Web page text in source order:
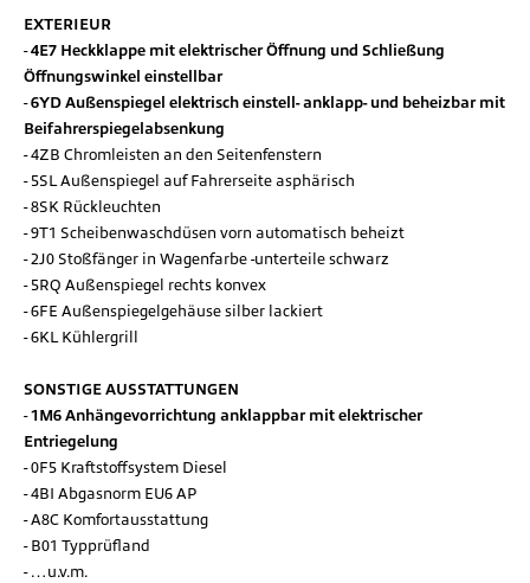
EXTERIEUR
4E7 Heckklappe mit elektrischer Öffnung und Schließung
Öffnungswinkel einstellbar
6YD Außenspiegel elektrisch einstell- anklapp- und beheizbar mit
Beifahrerspiegelabsenkung
4ZB Chromleisten an den Seitenfenstern
5SL Außenspiegel auf Fahrerseite asphärisch
8SK Rückleuchten
9T1 Scheibenwaschdüsen vorn automatisch beheizt
2J0 Stoßfänger in Wagenfarbe -unterteile schwarz
5RQ Außenspiegel rechts konvex
6FE Außenspiegelgehäuse silber lackiert
6KL Kühlergrill
SONSTIGE AUSSTATTUNGEN
1M6 Anhängevorrichtung anklappbar mit elektrischer
Entriegelung
0F5 Kraftstoffsystem Diesel
4BI Abgasnorm EU6 AP
A8C Komfortausstattung
B01 Typprüfland
…u.v.m.